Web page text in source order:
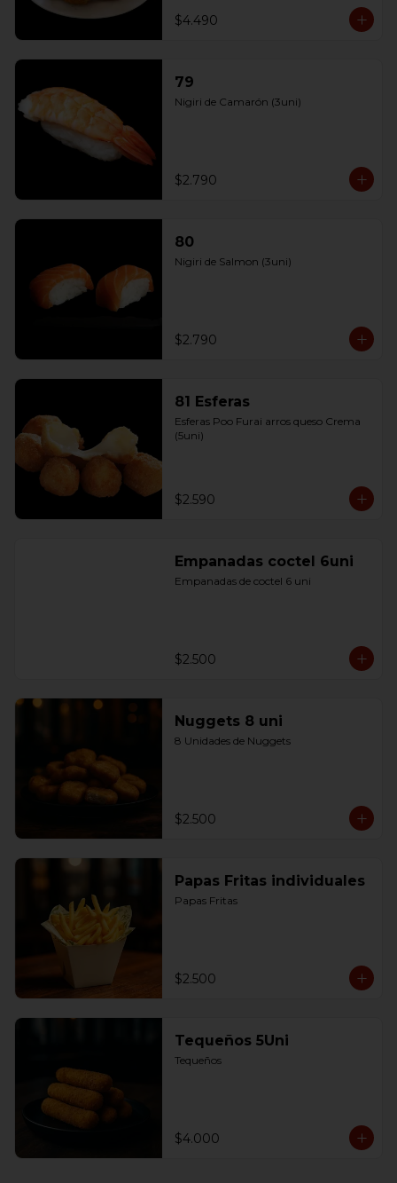
$4.490
79
Nigiri de Camarón (3uni)
$2.790
80
Nigiri de Salmon (3uni)
$2.790
81 Esferas
Esferas Poo Furai arros queso Crema
(5uni)
$2.590
Empanadas coctel 6uni
Empanadas de coctel 6 uni
$2.500
Nuggets 8 uni
8 Unidades de Nuggets
$2.500
Papas Fritas individuales
Papas Fritas
$2.500
Tequeños 5Uni
Tequeños
$4.000